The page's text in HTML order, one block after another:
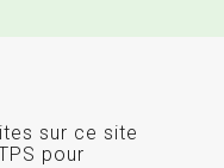
sur ce site
pour